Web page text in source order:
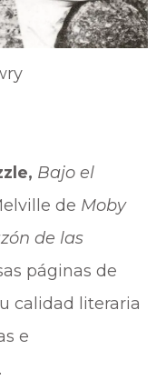
Bajo el
de Moby
de las
páginas de
calidad literaria
e